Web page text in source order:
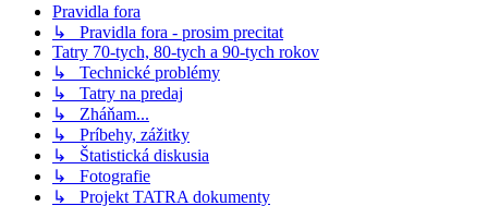
Pravidla fora
↳ Pravidla fora - prosim precitat
Tatry 70-tych, 80-tych a 90-tych rokov
↳ Technické problémy
↳ Tatry na predaj
↳ Zháňam...
↳ Príbehy, zážitky
↳ Štatistická diskusia
↳ Fotografie
↳ Projekt TATRA dokumenty